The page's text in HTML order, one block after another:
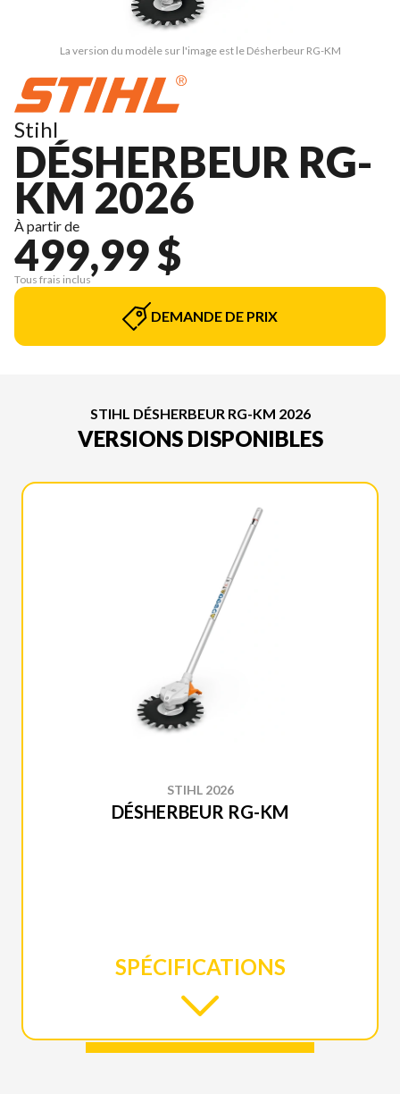
La version du modèle sur l'image est le Désherbeur RG-KM
Stihl
DÉSHERBEUR RG-
KM 2026
À partir de
499,99 $
Tous frais inclus
DEMANDE DE PRIX
STIHL DÉSHERBEUR RG-KM 2026
VERSIONS DISPONIBLES
STIHL 2026
DÉSHERBEUR RG-KM
SPÉCIFICATIONS